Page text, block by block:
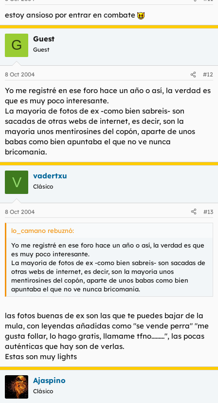
estoy ansioso por entrar en combate
G Guest
Guest
8 Oct 2004 #12
Yo me registré en ese foro hace un año o así, la verdad es
que es muy poco interesante.
La mayoria de fotos de ex -como bien sabreis- son
sacadas de otras webs de internet, es decir, son la
mayoria unos mentirosines del copón, aparte de unos
babas como bien apuntaba el que no ve nunca
bricomania.
V vadertxu
Clásico
8 Oct 2004 #13
lo_camano rebuznó:
Yo me registré en ese foro hace un año o así, la verdad es que
es muy poco interesante.
La mayoria de fotos de ex -como bien sabreis- son sacadas de
otras webs de internet, es decir, son la mayoria unos
mentirosines del copón, aparte de unos babas como bien
apuntaba el que no ve nunca bricomania.
las fotos buenas de ex son las que te puedes bajar de la
mula, con leyendas añadidas como "se vende perra" "me
gusta follar, lo hago gratis, llamame tfno.........", las pocas
auténticas que hay son de verlas.
Estas son muy lights
Ajaspino
Clásico